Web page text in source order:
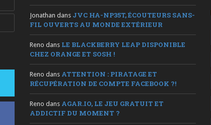
Jonathan dans JVC HA-NP35T, ÉCOUTEURS SANS-
FIL OUVERTS AU MONDE EXTÉRIEUR
Reno dans LE BLACKBERRY LEAP DISPONIBLE
CHEZ ORANGE ET SOSH !
Reno dans ATTENTION : PIRATAGE ET
RÉCUPÉRATION DE COMPTE FACEBOOK ?!
Reno dans AGAR.IO, LE JEU GRATUIT ET
ADDICTIF DU MOMENT ?